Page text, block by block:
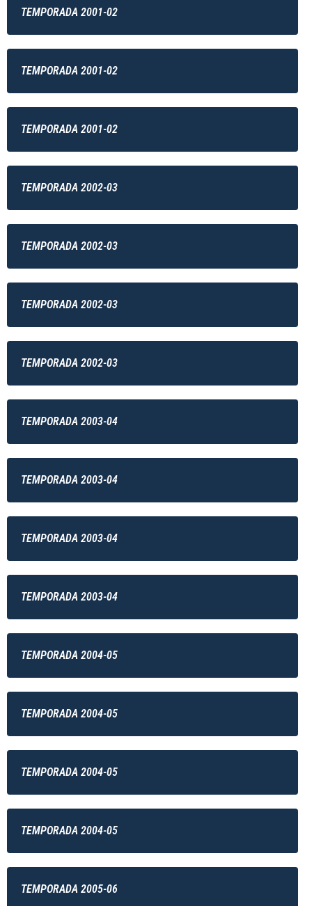
TEMPORADA 2001-02
TEMPORADA 2001-02
TEMPORADA 2001-02
TEMPORADA 2002-03
TEMPORADA 2002-03
TEMPORADA 2002-03
TEMPORADA 2002-03
TEMPORADA 2003-04
TEMPORADA 2003-04
TEMPORADA 2003-04
TEMPORADA 2003-04
TEMPORADA 2004-05
TEMPORADA 2004-05
TEMPORADA 2004-05
TEMPORADA 2004-05
TEMPORADA 2005-06